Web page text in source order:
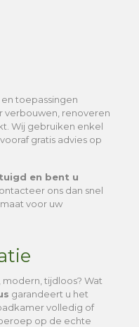
toepassingen
verbouwen, renoveren
Wij gebruiken enkel
gratis advies op
en bent u
ons dan snel
voor uw
modern, tijdloos? Wat
garandeert u het
volledig of
op de echte